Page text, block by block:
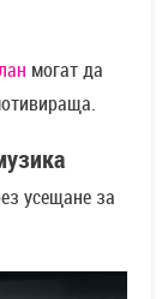
могат да
усещане за